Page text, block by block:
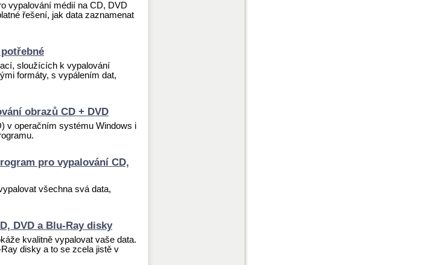
vypalování médií na CD, DVD
řešení, jak data zaznamenat
sloužících k vypalování
formáty, s vypálením dat,
obrazů CD + DVD
v operačním systému Windows i
pro vypalování CD,
všechna svá data,
DVD a Blu-Ray disky
kvalitně vypalovat vaše data.
disky a to se zcela jistě v